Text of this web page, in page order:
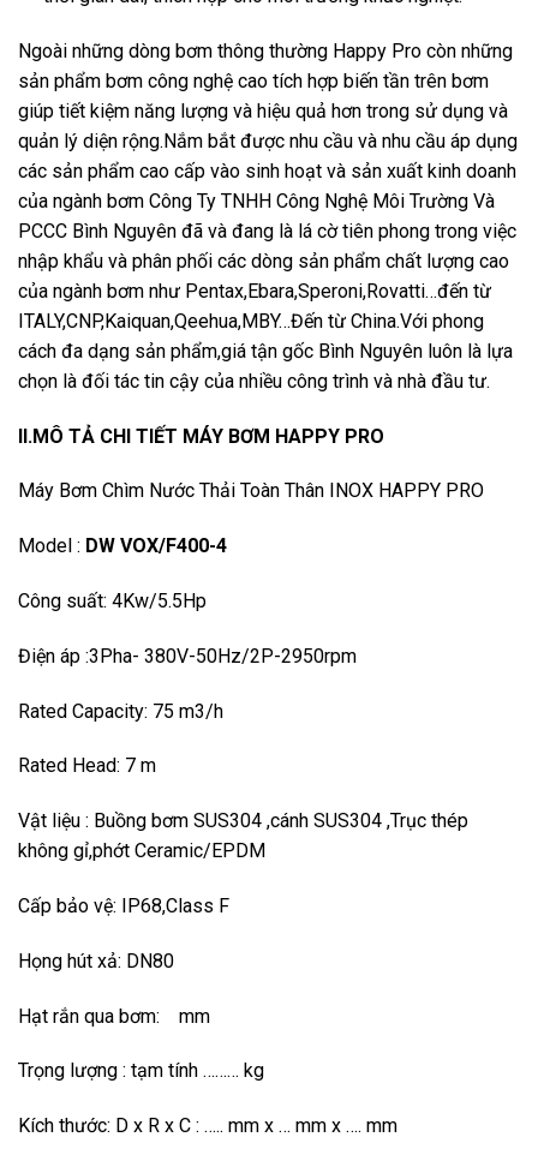
Ngoài những dòng bơm thông thường Happy Pro còn những
sản phẩm bơm công nghệ cao tích hợp biến tần trên bơm
giúp tiết kiệm năng lượng và hiệu quả hơn trong sử dụng và
quản lý diện rộng.Nắm bắt được nhu cầu và nhu cầu áp dụng
các sản phẩm cao cấp vào sinh hoạt và sản xuất kinh doanh
của ngành bơm Công Ty TNHH Công Nghệ Môi Trường Và
PCCC Bình Nguyên đã và đang là lá cờ tiên phong trong việc
nhập khẩu và phân phối các dòng sản phẩm chất lượng cao
của ngành bơm như Pentax,Ebara,Speroni,Rovatti…đến từ
ITALY,CNP,Kaiquan,Qeehua,MBY…Đến từ China.Với phong
cách đa dạng sản phẩm,giá tận gốc Bình Nguyên luôn là lựa
chọn là đối tác tin cậy của nhiều công trình và nhà đầu tư.
II.MÔ TẢ CHI TIẾT MÁY BƠM HAPPY PRO
Máy Bơm Chìm Nước Thải Toàn Thân INOX HAPPY PRO
Model : DW VOX/F400-4
Công suất: 4Kw/5.5Hp
Điện áp :3Pha- 380V-50Hz/2P-2950rpm
Rated Capacity: 75 m3/h
Rated Head: 7 m
Vật liệu : Buồng bơm SUS304 ,cánh SUS304 ,Trục thép
không gỉ,phớt Ceramic/EPDM
Cấp bảo vệ: IP68,Class F
Họng hút xả: DN80
Hạt rắn qua bơm: mm
Trọng lượng : tạm tính ……… kg
Kích thước: D x R x C : ….. mm x … mm x …. mm